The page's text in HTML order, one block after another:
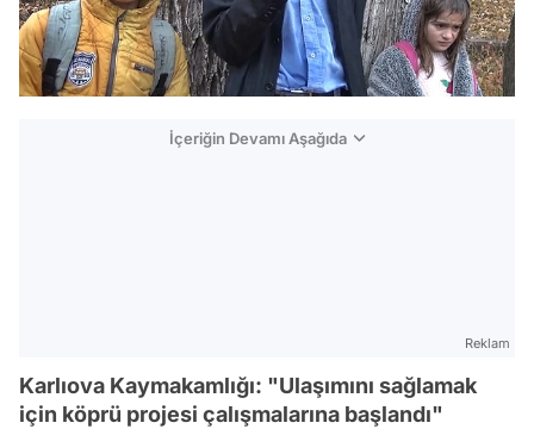
İçeriğin Devamı Aşağıda
Reklam
Karlıova Kaymakamlığı: "Ulaşımını sağlamak
için köprü projesi çalışmalarına başlandı"